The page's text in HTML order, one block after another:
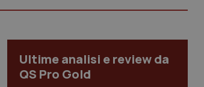
Ultime analisi e review da
QS Pro Gold